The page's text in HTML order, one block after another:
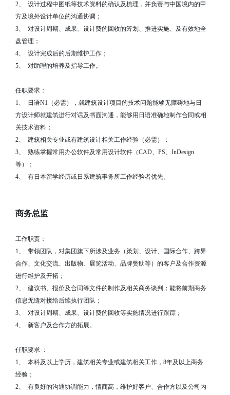
2、
设计过程中图纸等技术资料的确认及梳理，并负责与中国境内的甲
方及境外设计单位的沟通协调；
3、
对设计周期、成果、设计费的回收的筹划、推进实施、及有效地全
盘管理；
4、
设计完成后的后期维护工作；
5、
对助理的培养及指导工作。
任职要求：
1、
日语N1（必需），就建筑设计项目的技术问题能够无障碍地与日
方设计师就建筑进行对话及书面沟通，能够用日语准确地制作合同或相
关技术资料；
2、
建筑相关专业或有建筑设计相关工作经验（必需）；
3、
熟练掌握常用办公软件及常用设计软件（CAD、PS、InDesign
等）；
4、
有日本留学经历或日系建筑事务所工作经验者优先。
商务总监
工作职责：
1、
带领团队，对集团旗下所涉及业务（策划、设计、国际合作、跨界
合作、文化交流、出版物、展览活动、品牌赞助等）的客户及合作资源
进行维护及开拓；
2、
建议书、报价及合同等文件的制作及相关商务谈判；能将前期商务
信息无缝对接给后续执行团队；
3、
对设计周期、成果、设计费的回收等实施情况进行跟踪；
4、
新客户及合作方的拓展。
任职要求 ：
1、
本科及以上学历，建筑相关专业或建筑相关工作，8年及以上商务
经验；
2、
有良好的沟通协调能力，情商高，维护好客户、合作方以及公司内